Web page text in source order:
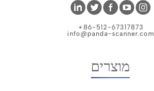
+86-512-67317873
info@panda-scanner.com
מוצרים